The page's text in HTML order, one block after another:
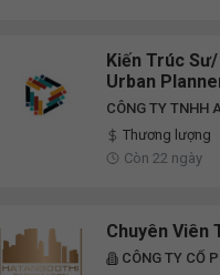
Kiến Trúc
Urban
CÔNG TY TNHH
Thương lượng
Còn 22 ngày
Chuyên Viên
CÔNG TY CỔ